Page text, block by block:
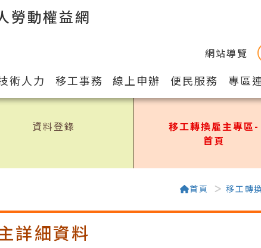
勞動權益網
:::網站導覽
術人力 移工事務 線上申辦 便民服務 專區
資料登錄
移工轉換雇主專區-
首頁
首頁 移工轉
詳細資料